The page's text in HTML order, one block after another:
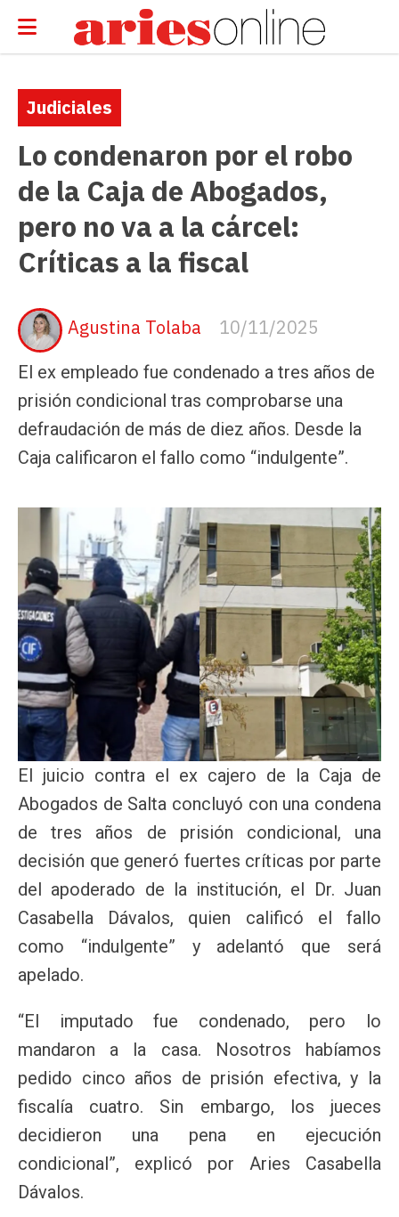
Lo condenaron por el robo
de la Caja de Abogados,
pero no va a la cárcel:
Críticas a la fiscal
El ex empleado fue condenado a tres años de
prisión condicional tras comprobarse una
defraudación de más de diez años. Desde la
Caja calificaron el fallo como “indulgente”.
Judiciales
10/11/2025
Agustina Tolaba
El juicio contra el ex cajero de la Caja de
Abogados de Salta concluyó con una condena
de tres años de prisión condicional, una
decisión que generó fuertes críticas por parte
del apoderado de la institución, el Dr. Juan
Casabella Dávalos, quien calificó el fallo
como “indulgente” y adelantó que será
apelado.
“El imputado fue condenado, pero lo
mandaron a la casa. Nosotros habíamos
pedido cinco años de prisión efectiva, y la
fiscalía cuatro. Sin embargo, los jueces
decidieron una pena en ejecución
condicional”, explicó por Aries Casabella
Dávalos.